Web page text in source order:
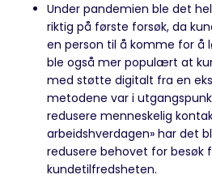
Under pandemien ble det
riktig på første forsøk, da
en person til å komme for å
ble også mer populært at
med støtte digitalt fra en
metodene var i
redusere menneskelig
arbeidshverdagen» har det
redusere behovet for besøk
kundetilfredsheten.